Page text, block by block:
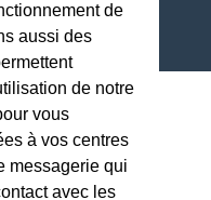
de
aussi des
de notre
vous
à vos centres
messagerie qui
avec les